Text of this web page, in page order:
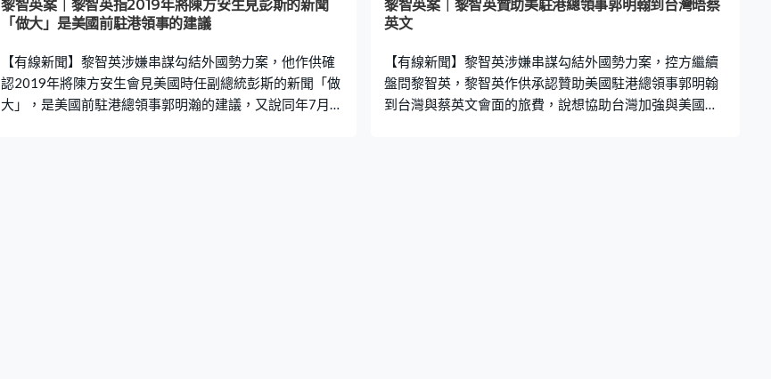
注黎智英曾向Mark Simon查詢《香港人權與民主法案》的
備，強調沒有請
智英和Mark Simon的對話，提到特朗普說過香港示威是暴
說示威大致和平，只
黎智英案｜黎智英指2019年將陳方安生見彭斯的新聞
「做大」是美國前駐港領事的建議
【有線新聞】黎智英涉嫌串謀勾結外國勢力案，他作供確
認2019年將陳方安生會見美國時任副總統彭斯的新聞「做
大」，是美國前駐港總領事郭明瀚的建議，又說同年7月去
黎智英案｜黎智英贊助美駐港總領事郭明翰到台灣晤蔡
英文
【有線新聞】黎智英涉嫌串謀勾結外國勢力案，控方繼續
盤問黎智英，黎智英作供承認贊助美國駐港總領事郭明翰
到台灣與蔡英文會面的旅費，說想協助台灣加強與美國聯